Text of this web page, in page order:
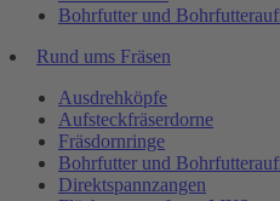
Bohrfutter und
Rund ums Fräsen
Ausdrehköpfe
Aufsteckfräserdorne
Fräsdornringe
Bohrfutter und
Direktspannzangen